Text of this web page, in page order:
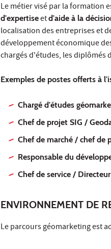
Le métier visé par la formation
d'expertiseetd'aide à la
localisation des entreprises et
développement économique
chargés d'études, les diplômés
Exemples de postes offerts à
Chargé d'études
Chef de projet SIG /
Chef de marché / chef de
Responsable du
Chef de service /
ENVIRONNEMENT DE
Le parcours géomarketing est